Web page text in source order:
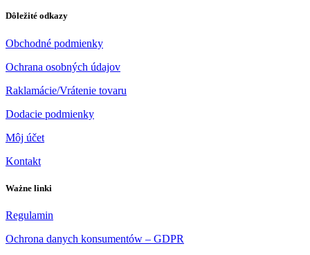
Dôležité odkazy
Obchodné podmienky
Ochrana osobných údajov
Raklamácie/Vrátenie tovaru
Dodacie podmienky
Môj účet
Kontakt
Ważne linki
Regulamin
Ochrona danych konsumentów – GDPR